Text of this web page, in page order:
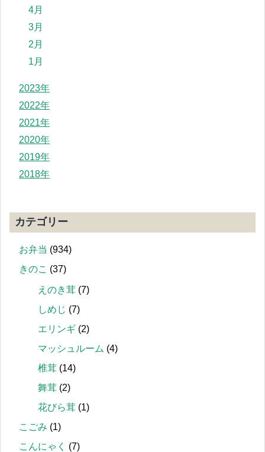
4月
3月
2月
1月
2023年
2022年
2021年
2020年
2019年
2018年
カテゴリー
お弁当 (934)
きのこ (37)
えのき茸 (7)
しめじ (7)
エリンギ (2)
マッシュルーム (4)
椎茸 (14)
舞茸 (2)
花びら茸 (1)
こごみ (1)
こんにゃく
(7)